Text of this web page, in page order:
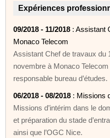
Expériences
09/2018 - 11/2018 : Assistant
Monaco Telecom
Assistant Chef de travaux du
novembre à Monaco
responsable bureau d’études.
06/2018 - 08/2018 : Missions
Missions d’intérim dans le
et préparation du stade
ainsi que l’OGC Nice.